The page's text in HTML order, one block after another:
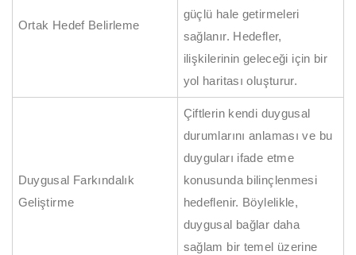
Ortak Hedef Belirleme
güçlü hale getirmeleri
sağlanır. Hedefler,
ilişkilerinin geleceği için bir
yol haritası oluşturur.
Duygusal Farkındalık
Geliştirme
Çiftlerin kendi duygusal
durumlarını anlaması ve bu
duyguları ifade etme
konusunda bilinçlenmesi
hedeflenir. Böylelikle,
duygusal bağlar daha
sağlam bir temel üzerine